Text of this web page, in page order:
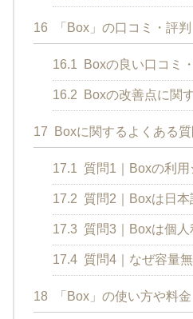
16 「Box」の口コミ・評判
16.1 Boxの良い口コミ
16.2 Boxの改善点に関
17 Boxに関するよくある質
17.1 質問1｜Boxの利用
17.2 質問2｜Boxは日本
17.3 質問3｜Boxは個人
17.4 質問4｜なぜ容量
18 「Box」の使い方や料